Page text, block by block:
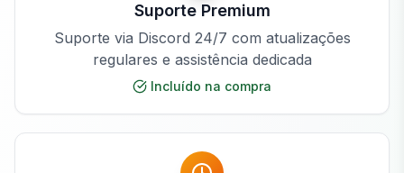
Suporte Premium
Suporte via Discord 24/7 com atualizações
regulares e assistência dedicada
Incluído na compra